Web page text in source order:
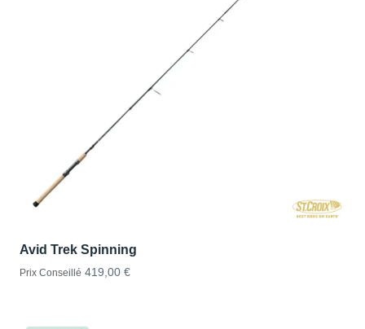
Avid Trek Spinning
Prix Conseillé 419,00 €